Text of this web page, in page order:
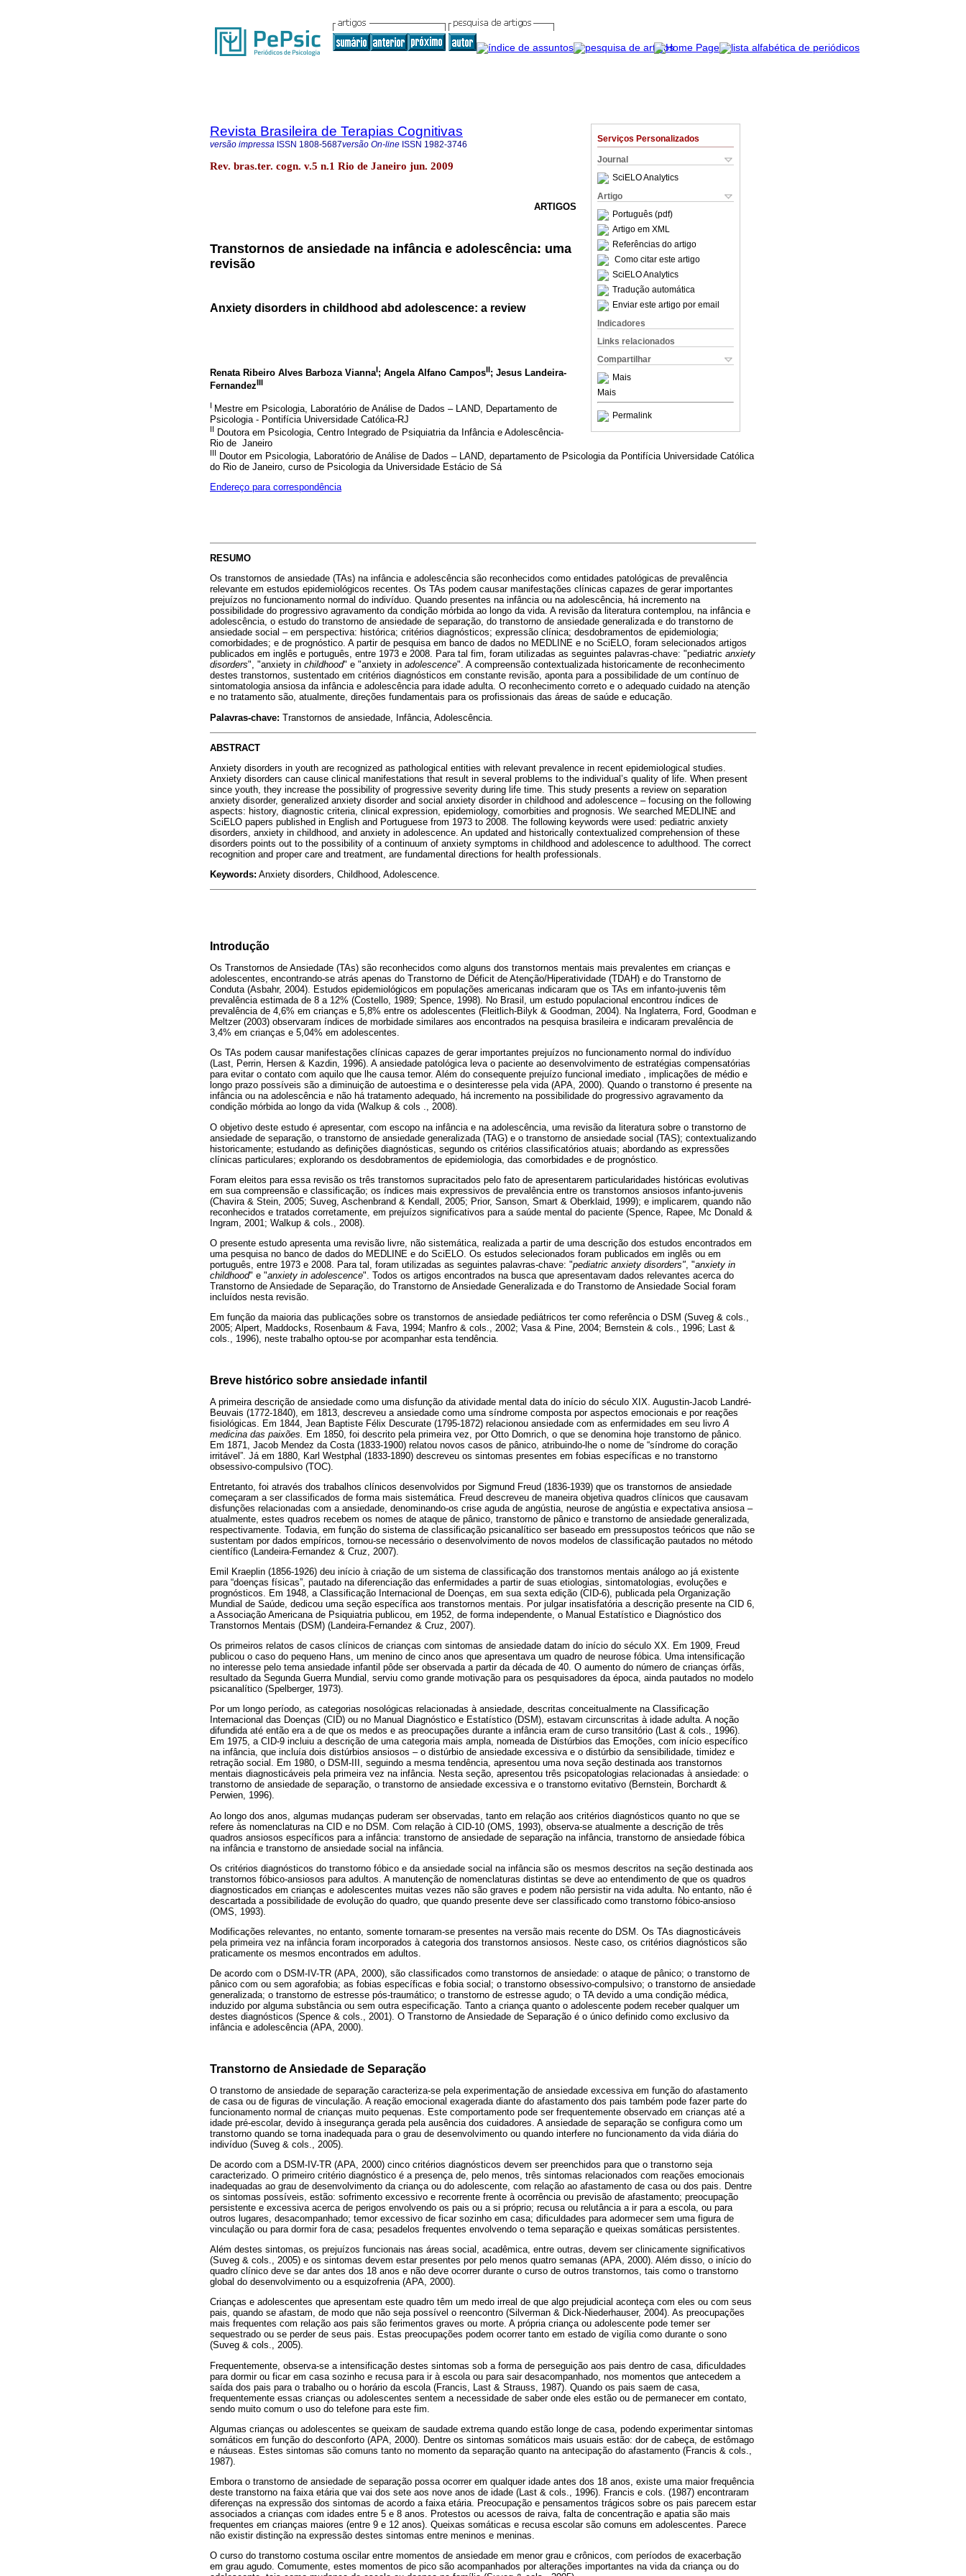
Serviços Personalizados
Journal
SciELO Analytics
Artigo
Português (pdf)
Artigo em XML
Referências do artigo
Como citar este artigo
SciELO Analytics
Tradução automática
Enviar este artigo por email
Indicadores
Links relacionados
Compartilhar
Mais
Mais
Permalink
Revista Brasileira de Terapias Cognitivas
versão impressa ISSN 1808-5687versão On-line ISSN 1982-3746
Rev. bras.ter. cogn. v.5 n.1 Rio de Janeiro jun. 2009
ARTIGOS
Transtornos de ansiedade na infância e adolescência: uma
revisão
Anxiety disorders in childhood abd adolescence: a review
Renata Ribeiro Alves Barboza ViannaI; Angela Alfano CamposII; Jesus Landeira-
FernandezIII
I Mestre em Psicologia, Laboratório de Análise de Dados – LAND, Departamento de
Psicologia - Pontifícia Universidade Católica-RJ
II Doutora em Psicologia, Centro Integrado de Psiquiatria da Infância e Adolescência-
Rio de Janeiro
III Doutor em Psicologia, Laboratório de Análise de Dados – LAND, departamento de Psicologia da Pontifícia Universidade Católica
do Rio de Janeiro, curso de Psicologia da Universidade Estácio de Sá
Endereço para correspondência
RESUMO
Os transtornos de ansiedade (TAs) na infância e adolescência são reconhecidos como entidades patológicas de prevalência
relevante em estudos epidemiológicos recentes. Os TAs podem causar manifestações clínicas capazes de gerar importantes
prejuízos no funcionamento normal do indivíduo. Quando presentes na infância ou na adolescência, há incremento na
possibilidade do progressivo agravamento da condição mórbida ao longo da vida. A revisão da literatura contemplou, na infância e
adolescência, o estudo do transtorno de ansiedade de separação, do transtorno de ansiedade generalizada e do transtorno de
ansiedade social – em perspectiva: histórica; critérios diagnósticos; expressão clínica; desdobramentos de epidemiologia;
comorbidades; e de prognóstico. A partir de pesquisa em banco de dados no MEDLINE e no SciELO, foram selecionados artigos
publicados em inglês e português, entre 1973 e 2008. Para tal fim, foram utilizadas as seguintes palavras-chave: "pediatric anxiety
disorders", "anxiety in childhood" e "anxiety in adolescence". A compreensão contextualizada historicamente de reconhecimento
destes transtornos, sustentado em critérios diagnósticos em constante revisão, aponta para a possibilidade de um contínuo de
sintomatologia ansiosa da infância e adolescência para idade adulta. O reconhecimento correto e o adequado cuidado na atenção
e no tratamento são, atualmente, direções fundamentais para os profissionais das áreas de saúde e educação.
Palavras-chave: Transtornos de ansiedade, Infância, Adolescência.
ABSTRACT
Anxiety disorders in youth are recognized as pathological entities with relevant prevalence in recent epidemiological studies.
Anxiety disorders can cause clinical manifestations that result in several problems to the individual’s quality of life. When present
since youth, they increase the possibility of progressive severity during life time. This study presents a review on separation
anxiety disorder, generalized anxiety disorder and social anxiety disorder in childhood and adolescence – focusing on the following
aspects: history, diagnostic criteria, clinical expression, epidemiology, comorbities and prognosis. We searched MEDLINE and
SciELO papers published in English and Portuguese from 1973 to 2008. The following keywords were used: pediatric anxiety
disorders, anxiety in childhood, and anxiety in adolescence. An updated and historically contextualized comprehension of these
disorders points out to the possibility of a continuum of anxiety symptoms in childhood and adolescence to adulthood. The correct
recognition and proper care and treatment, are fundamental directions for health professionals.
Keywords: Anxiety disorders, Childhood, Adolescence.
Introdução
Os Transtornos de Ansiedade (TAs) são reconhecidos como alguns dos transtornos mentais mais prevalentes em crianças e
adolescentes, encontrando-se atrás apenas do Transtorno de Déficit de Atenção/Hiperatividade (TDAH) e do Transtorno de
Conduta (Asbahr, 2004). Estudos epidemiológicos em populações americanas indicaram que os TAs em infanto-juvenis têm
prevalência estimada de 8 a 12% (Costello, 1989; Spence, 1998). No Brasil, um estudo populacional encontrou índices de
prevalência de 4,6% em crianças e 5,8% entre os adolescentes (Fleitlich-Bilyk & Goodman, 2004). Na Inglaterra, Ford, Goodman e
Meltzer (2003) observaram índices de morbidade similares aos encontrados na pesquisa brasileira e indicaram prevalência de
3,4% em crianças e 5,04% em adolescentes.
Os TAs podem causar manifestações clínicas capazes de gerar importantes prejuízos no funcionamento normal do indivíduo
(Last, Perrin, Hersen & Kazdin, 1996). A ansiedade patológica leva o paciente ao desenvolvimento de estratégias compensatórias
para evitar o contato com aquilo que lhe causa temor. Além do consequente prejuízo funcional imediato , implicações de médio e
longo prazo possíveis são a diminuição de autoestima e o desinteresse pela vida (APA, 2000). Quando o transtorno é presente na
infância ou na adolescência e não há tratamento adequado, há incremento na possibilidade do progressivo agravamento da
condição mórbida ao longo da vida (Walkup & cols ., 2008).
O objetivo deste estudo é apresentar, com escopo na infância e na adolescência, uma revisão da literatura sobre o transtorno de
ansiedade de separação, o transtorno de ansiedade generalizada (TAG) e o transtorno de ansiedade social (TAS); contextualizando
historicamente; estudando as definições diagnósticas, segundo os critérios classificatórios atuais; abordando as expressões
clínicas particulares; explorando os desdobramentos de epidemiologia, das comorbidades e de prognóstico.
Foram eleitos para essa revisão os três transtornos supracitados pelo fato de apresentarem particularidades históricas evolutivas
em sua compreensão e classificação; os índices mais expressivos de prevalência entre os transtornos ansiosos infanto-juvenis
(Chavira & Stein, 2005; Suveg, Aschenbrand & Kendall, 2005; Prior, Sanson, Smart & Oberklaid, 1999); e implicarem, quando não
reconhecidos e tratados corretamente, em prejuízos significativos para a saúde mental do paciente (Spence, Rapee, Mc Donald &
Ingram, 2001; Walkup & cols., 2008).
O presente estudo apresenta uma revisão livre, não sistemática, realizada a partir de uma descrição dos estudos encontrados em
uma pesquisa no banco de dados do MEDLINE e do SciELO. Os estudos selecionados foram publicados em inglês ou em
português, entre 1973 e 2008. Para tal, foram utilizadas as seguintes palavras-chave: "pediatric anxiety disorders" , "anxiety in
childhood" e "anxiety in adolescence". Todos os artigos encontrados na busca que apresentavam dados relevantes acerca do
Transtorno de Ansiedade de Separação, do Transtorno de Ansiedade Generalizada e do Transtorno de Ansiedade Social foram
incluídos nesta revisão.
Em função da maioria das publicações sobre os transtornos de ansiedade pediátricos ter como referência o DSM (Suveg & cols.,
2005; Alpert, Maddocks, Rosenbaum & Fava, 1994; Manfro & cols., 2002; Vasa & Pine, 2004; Bernstein & cols., 1996; Last &
cols., 1996), neste trabalho optou-se por acompanhar esta tendência.
Breve histórico sobre ansiedade infantil
A primeira descrição de ansiedade como uma disfunção da atividade mental data do início do século XIX. Augustin-Jacob Landré-
Beuvais (1772-1840), em 1813, descreveu a ansiedade como uma síndrome composta por aspectos emocionais e por reações
fisiológicas. Em 1844, Jean Baptiste Félix Descurate (1795-1872) relacionou ansiedade com as enfermidades em seu livro A
medicina das paixões.
Em 1850, foi descrito pela primeira vez, por Otto Domrich, o que se denomina hoje transtorno de pânico.
Em 1871, Jacob Mendez da Costa (1833-1900) relatou novos casos de pânico, atribuindo-lhe o nome de “síndrome do coração
irritável”. Já em 1880, Karl Westphal (1833-1890) descreveu os sintomas presentes em fobias específicas e no transtorno
obsessivo-compulsivo (TOC).
Entretanto, foi através dos trabalhos clínicos desenvolvidos por Sigmund Freud (1836-1939) que os transtornos de ansiedade
começaram a ser classificados de forma mais sistemática. Freud descreveu de maneira objetiva quadros clínicos que causavam
disfunções relacionadas com a ansiedade, denominando-os crise aguda de angústia, neurose de angústia e expectativa ansiosa –
atualmente, estes quadros recebem os nomes de ataque de pânico, transtorno de pânico e transtorno de ansiedade generalizada,
respectivamente. Todavia, em função do sistema de classificação psicanalítico ser baseado em pressupostos teóricos que não se
sustentam por dados empíricos, tornou-se necessário o desenvolvimento de novos modelos de classificação pautados no método
científico (Landeira-Fernandez & Cruz, 2007).
Emil Kraeplin (1856-1926) deu início à criação de um sistema de classificação dos transtornos mentais análogo ao já existente
para “doenças físicas”, pautado na diferenciação das enfermidades a partir de suas etiologias, sintomatologias, evoluções e
prognósticos. Em 1948, a Classificação Internacional de Doenças, em sua sexta edição (CID-6), publicada pela Organização
Mundial de Saúde, dedicou uma seção específica aos transtornos mentais. Por julgar insatisfatória a descrição presente na CID 6,
a Associação Americana de Psiquiatria publicou, em 1952, de forma independente, o Manual Estatístico e Diagnóstico dos
Transtornos Mentais (DSM) (Landeira-Fernandez & Cruz, 2007).
Os primeiros relatos de casos clínicos de crianças com sintomas de ansiedade datam do início do século XX. Em 1909, Freud
publicou o caso do pequeno Hans, um menino de cinco anos que apresentava um quadro de neurose fóbica. Uma intensificação
no interesse pelo tema ansiedade infantil pôde ser observada a partir da década de 40. O aumento do número de crianças órfãs,
resultado da Segunda Guerra Mundial, serviu como grande motivação para os pesquisadores da época, ainda pautados no modelo
psicanalítico (Spelberger, 1973).
Por um longo período, as categorias nosológicas relacionadas à ansiedade, descritas conceitualmente na Classificação
Internacional das Doenças (CID) ou no Manual Diagnóstico e Estatístico (DSM), estavam circunscritas à idade adulta. A noção
difundida até então era a de que os medos e as preocupações durante a infância eram de curso transitório (Last & cols., 1996).
Em 1975, a CID-9 incluiu a descrição de uma categoria mais ampla, nomeada de Distúrbios das Emoções, com início específico
na infância, que incluía dois distúrbios ansiosos – o distúrbio de ansiedade excessiva e o distúrbio da sensibilidade, timidez e
retração social. Em 1980, o DSM-III, seguindo a mesma tendência, apresentou uma nova seção destinada aos transtornos
mentais diagnosticáveis pela primeira vez na infância. Nesta seção, apresentou três psicopatologias relacionadas à ansiedade: o
transtorno de ansiedade de separação, o transtorno de ansiedade excessiva e o transtorno evitativo (Bernstein, Borchardt &
Perwien, 1996).
Ao longo dos anos, algumas mudanças puderam ser observadas, tanto em relação aos critérios diagnósticos quanto no que se
refere às nomenclaturas na CID e no DSM. Com relação à CID-10 (OMS, 1993), observa-se atualmente a descrição de três
quadros ansiosos específicos para a infância: transtorno de ansiedade de separação na infância, transtorno de ansiedade fóbica
na infância e transtorno de ansiedade social na infância.
Os critérios diagnósticos do transtorno fóbico e da ansiedade social na infância são os mesmos descritos na seção destinada aos
transtornos fóbico-ansiosos para adultos. A manutenção de nomenclaturas distintas se deve ao entendimento de que os quadros
diagnosticados em crianças e adolescentes muitas vezes não são graves e podem não persistir na vida adulta. No entanto, não é
descartada a possibilidade de evolução do quadro, que quando presente deve ser classificado como transtorno fóbico-ansioso
(OMS, 1993).
Modificações relevantes, no entanto, somente tornaram-se presentes na versão mais recente do DSM. Os TAs diagnosticáveis
pela primeira vez na infância foram incorporados à categoria dos transtornos ansiosos. Neste caso, os critérios diagnósticos são
praticamente os mesmos encontrados em adultos.
De acordo com o DSM-IV-TR (APA, 2000), são classificados como transtornos de ansiedade: o ataque de pânico; o transtorno de
pânico com ou sem agorafobia; as fobias específicas e fobia social; o transtorno obsessivo-compulsivo; o transtorno de ansiedade
generalizada; o transtorno de estresse pós-traumático; o transtorno de estresse agudo; o TA devido a uma condição médica,
induzido por alguma substância ou sem outra especificação. Tanto a criança quanto o adolescente podem receber qualquer um
destes diagnósticos (Spence & cols., 2001). O Transtorno de Ansiedade de Separação é o único definido como exclusivo da
infância e adolescência (APA, 2000).
Transtorno de Ansiedade de Separação
O transtorno de ansiedade de separação caracteriza-se pela experimentação de ansiedade excessiva em função do afastamento
de casa ou de figuras de vinculação. A reação emocional exagerada diante do afastamento dos pais também pode fazer parte do
funcionamento normal de crianças muito pequenas. Este comportamento pode ser frequentemente observado em crianças até a
idade pré-escolar, devido à insegurança gerada pela ausência dos cuidadores. A ansiedade de separação se configura como um
transtorno quando se torna inadequada para o grau de desenvolvimento ou quando interfere no funcionamento da vida diária do
indivíduo (Suveg & cols., 2005).
De acordo com a DSM-IV-TR (APA, 2000) cinco critérios diagnósticos devem ser preenchidos para que o transtorno seja
caracterizado. O primeiro critério diagnóstico é a presença de, pelo menos, três sintomas relacionados com reações emocionais
inadequadas ao grau de desenvolvimento da criança ou do adolescente, com relação ao afastamento de casa ou dos pais. Dentre
os sintomas possíveis, estão: sofrimento excessivo e recorrente frente à ocorrência ou previsão de afastamento; preocupação
persistente e excessiva acerca de perigos envolvendo os pais ou a si próprio; recusa ou relutância a ir para a escola, ou para
outros lugares, desacompanhado; temor excessivo de ficar sozinho em casa; dificuldades para adormecer sem uma figura de
vinculação ou para dormir fora de casa; pesadelos frequentes envolvendo o tema separação e queixas somáticas persistentes.
Além destes sintomas, os prejuízos funcionais nas áreas social, acadêmica, entre outras, devem ser clinicamente significativos
(Suveg & cols., 2005) e os sintomas devem estar presentes por pelo menos quatro semanas (APA, 2000). Além disso, o início do
quadro clínico deve se dar antes dos 18 anos e não deve ocorrer durante o curso de outros transtornos, tais como o transtorno
global do desenvolvimento ou a esquizofrenia (APA, 2000).
Crianças e adolescentes que apresentam este quadro têm um medo irreal de que algo prejudicial aconteça com eles ou com seus
pais, quando se afastam, de modo que não seja possível o reencontro (Silverman & Dick-Niederhauser, 2004). As preocupações
mais frequentes com relação aos pais são ferimentos graves ou morte. A própria criança ou adolescente pode temer ser
sequestrado ou se perder de seus pais. Estas preocupações podem ocorrer tanto em estado de vigília como durante o sono
(Suveg & cols., 2005).
Frequentemente, observa-se a intensificação destes sintomas sob a forma de perseguição aos pais dentro de casa, dificuldades
para dormir ou ficar em casa sozinho e recusa para ir à escola ou para sair desacompanhado, nos momentos que antecedem a
saída dos pais para o trabalho ou o horário da escola (Francis, Last & Strauss, 1987). Quando os pais saem de casa,
frequentemente essas crianças ou adolescentes sentem a necessidade de saber onde eles estão ou de permanecer em contato,
sendo muito comum o uso do telefone para este fim.
Algumas crianças ou adolescentes se queixam de saudade extrema quando estão longe de casa, podendo experimentar sintomas
somáticos em função do desconforto (APA, 2000). Dentre os sintomas somáticos mais usuais estão: dor de cabeça, de estômago
e náuseas. Estes sintomas são comuns tanto no momento da separação quanto na antecipação do afastamento (Francis & cols.,
1987).
Embora o transtorno de ansiedade de separação possa ocorrer em qualquer idade antes dos 18 anos, existe uma maior frequência
deste transtorno na faixa etária que vai dos sete aos nove anos de idade (Last & cols., 1996). Francis e cols. (1987) encontraram
diferenças na expressão dos sintomas de acordo a faixa etária. Preocupação e pensamentos trágicos sobre os pais parecem estar
associados a crianças com idades entre 5 e 8 anos. Protestos ou acessos de raiva, falta de concentração e apatia são mais
frequentes em crianças maiores (entre 9 e 12 anos). Queixas somáticas e recusa escolar são comuns em adolescentes. Parece
não existir distinção na expressão destes sintomas entre meninos e meninas.
O curso do transtorno costuma oscilar entre momentos de ansiedade em menor grau e crônicos, com períodos de exacerbação
em grau agudo. Comumente, estes momentos de pico são acompanhados por alterações importantes na vida da criança ou do